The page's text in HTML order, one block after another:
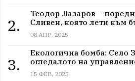
2.
Теодор Лазаров –
Сливен, която лети към
08 АПР, 2025
3.
Екологична бомба: Село
огледалото на
15 ФЕВ, 2025